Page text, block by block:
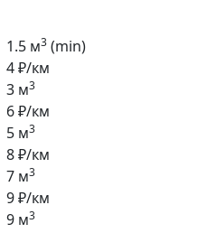
1.5 м3 (min)
4 ₽/км
3 м3
6 ₽/км
5 м3
8 ₽/км
7 м3
9 ₽/км
9 м3